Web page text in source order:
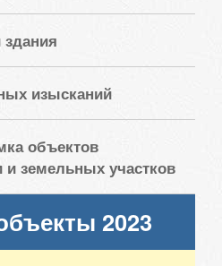
здания
изысканий
объектов
земельных участков
2023